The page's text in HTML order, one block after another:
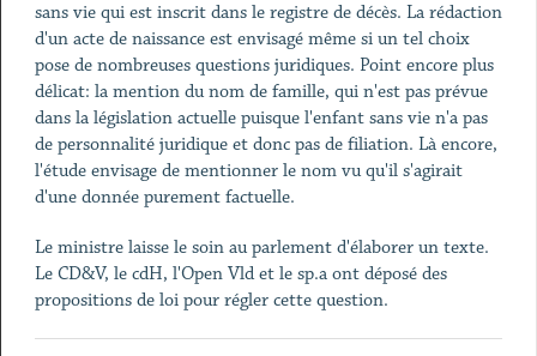
sans vie qui est inscrit dans le registre de décès. La rédaction
d'un acte de naissance est envisagé même si un tel choix
pose de nombreuses questions juridiques. Point encore plus
délicat: la mention du nom de famille, qui n'est pas prévue
dans la législation actuelle puisque l'enfant sans vie n'a pas
de personnalité juridique et donc pas de filiation. Là encore,
l'étude envisage de mentionner le nom vu qu'il s'agirait
d'une donnée purement factuelle.
Le ministre laisse le soin au parlement d'élaborer un texte.
Le CD&V, le cdH, l'Open Vld et le sp.a ont déposé des
propositions de loi pour régler cette question.